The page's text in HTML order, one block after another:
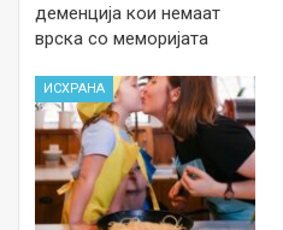
деменција кои немаат
врска со меморијата
ИСХРАНА